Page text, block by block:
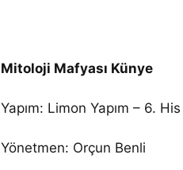
Mitoloji Mafyası Künye
Yapım: Limon Yapım – 6. His
Yönetmen: Orçun Benli